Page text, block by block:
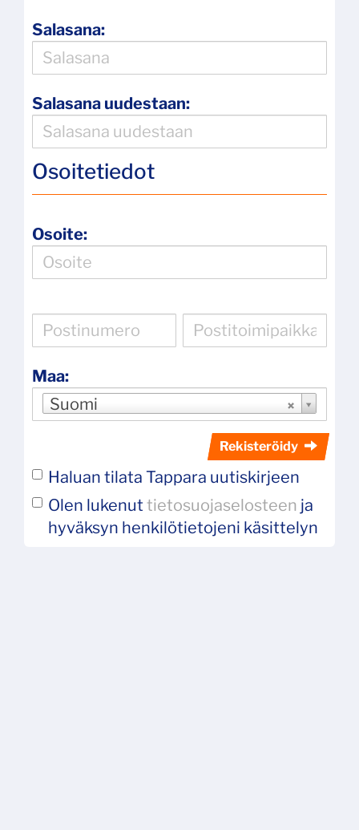
Salasana:
Salasana uudestaan:
Osoitetiedot
Osoite:
Maa:
Suomi
Rekisteröidy
Haluan tilata Tappara uutiskirjeen
Olen lukenut tietosuojaselosteen ja
hyväksyn henkilötietojeni käsittelyn